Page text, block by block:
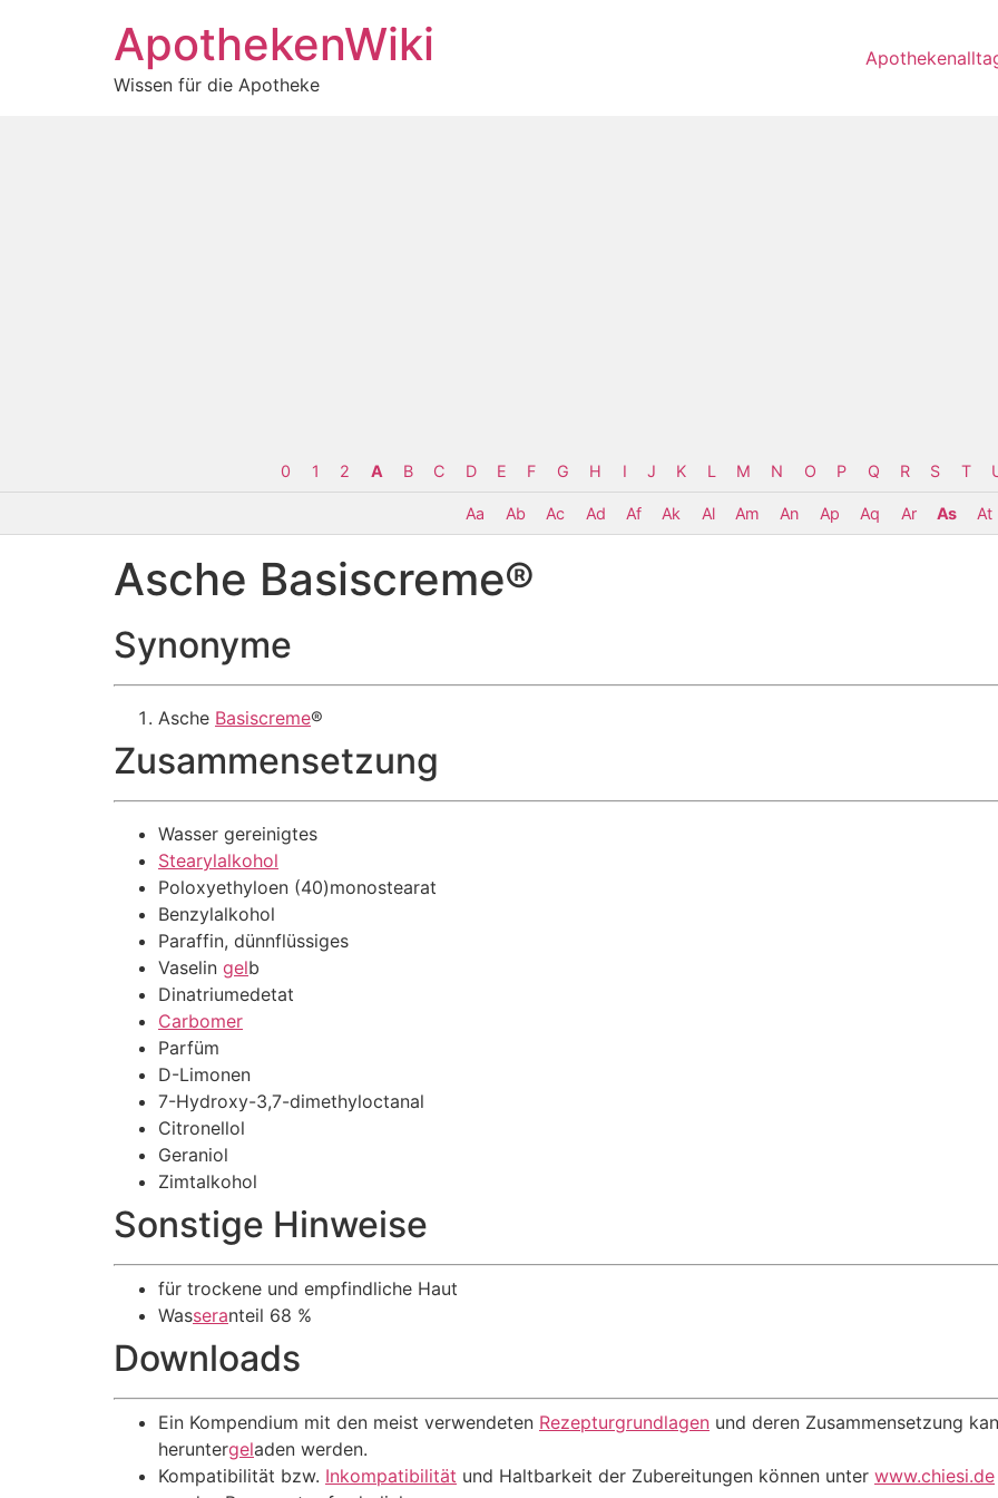
ApothekenWiki
Wissen für die Apotheke
0 1 2 A B C D E F G H I J K L M N O P Q R S T
Aa Ab Ac Ad Af Ak Al Am An Ap Aq Ar As At
Asche Basiscreme®
Synonyme
Asche Basiscreme®
Zusammensetzung
Wasser gereinigtes
Stearylalkohol
Poloxyethyloen (40)monostearat
Benzylalkohol
Paraffin, dünnflüssiges
Vaselin gelb
Dinatriumedetat
Carbomer
Parfüm
D-Limonen
7-Hydroxy-3,7-dimethyloctanal
Citronellol
Geraniol
Zimtalkohol
Sonstige Hinweise
für trockene und empfindliche Haut
Wasseranteil 68 %
Downloads
Ein Kompendium mit den meist verwendeten Rezepturgrundlagen und deren Zusammensetzung
heruntergeladen werden.
Kompatibilität bzw. Inkompatibilität und Haltbarkeit der Zubereitungen können unter www.chiesi.de